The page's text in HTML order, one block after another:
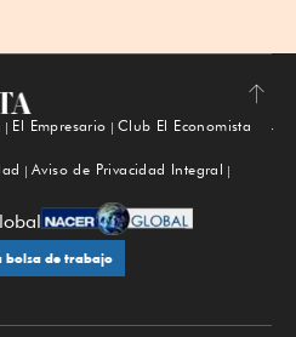
Subir
El Empresario
Club El Economista
Aviso de Privacidad Integral
bolsa de trabajo